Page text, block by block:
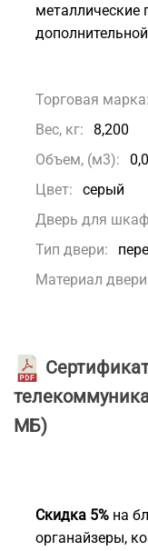
металлические
Торговая марка:
Вес, кг:
8,200
Объем, (м3):
Цвет:
серый
Дверь для
Тип двери:
Материал
МБ)
Скидка 5% на
органайзеры,